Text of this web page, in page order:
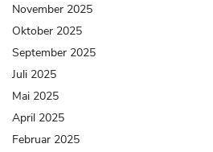
November 2025
Oktober 2025
September 2025
Juli 2025
Mai 2025
April 2025
Februar 2025